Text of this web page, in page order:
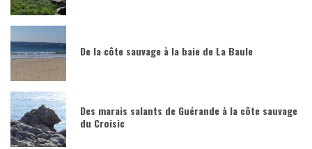
De la côte sauvage à la baie de La Baule
Des marais salants de Guérande à la côte sauvage
du Croisic